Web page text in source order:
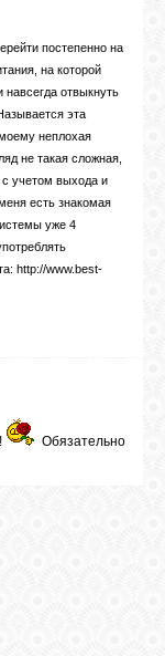
постепенно на
на которой
отвыкнуть
эта
неплохая
не такая сложная,
с учетом выхода и
есть знакомая
уже 4
http://www.best-
Обязательно